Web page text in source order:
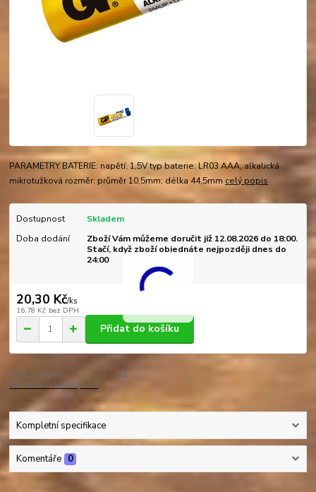
PARAMETRY BATERIE: napětí: 1,5V typ baterie: LR03 AAA, alkalická
mikrotužková rozměr: průměr 10,5mm; délka 44,5mm celý popis
Dostupnost
Skladem
Doba dodání
Zboží Vám můžeme doručit již 12.08.2026 do 18:00.
Stačí, když zboží objednáte nejpozději dnes do
24:00
20,30 Kč/ks
16,78 Kč bez DPH
Přidat do košíku
Číslo produktu:
01
Hlídat cenu / dostupnost
Kompletní specifikace
Komentáře 0